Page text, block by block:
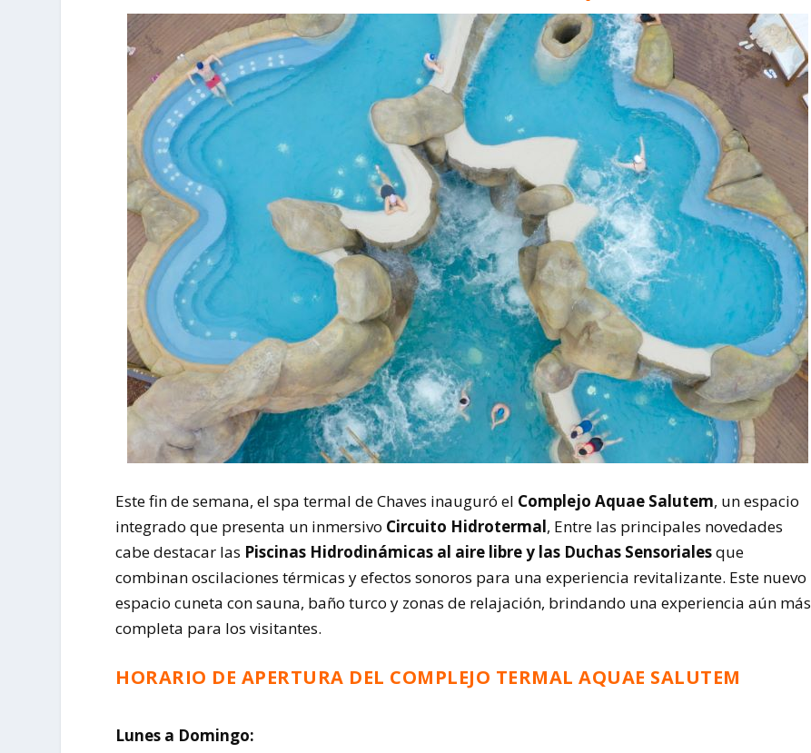
Este fin de semana, el spa termal de Chaves inauguró el Complejo Aquae Salutem, un espacio
integrado que presenta un inmersivo Circuito Hidrotermal, Entre las principales novedades
cabe destacar las Piscinas Hidrodinámicas al aire libre y las Duchas Sensorialesque
combinan oscilaciones térmicas y efectos sonoros para una experiencia revitalizante. Este nuevo
espacio cuneta con sauna, baño turco y zonas de relajación, brindando una experiencia aún más
completa para los visitantes.
HORARIO DE APERTURA DEL COMPLEJO TERMAL AQUAE SALUTEM
Lunes a Domingo: